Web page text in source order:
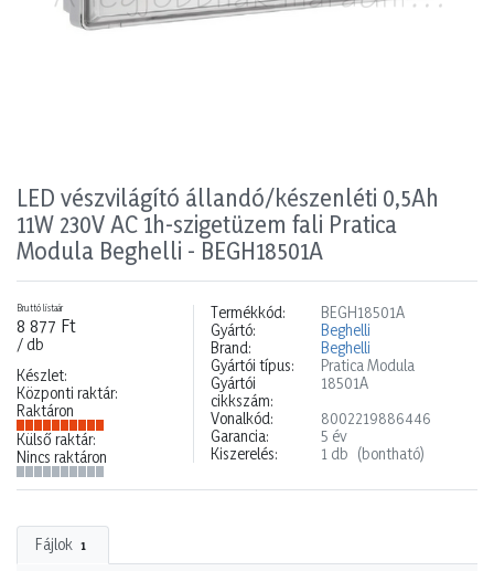
LED vészvilágító állandó/készenléti 0,5Ah
11W 230V AC 1h-szigetüzem fali Pratica
Modula Beghelli - BEGH18501A
Bruttó listaár
8 877 Ft
/ db
Készlet:
Központi raktár:
Raktáron
Külső raktár:
Nincs raktáron
Termékkód:
BEGH18501A
Gyártó:
Beghelli
Brand:
Beghelli
Gyártói típus:
Pratica Modula
Gyártói
cikkszám:
18501A
Vonalkód:
8002219886446
Garancia:
5 év
Kiszerelés:
1 db (bontható)
Fájlok 1